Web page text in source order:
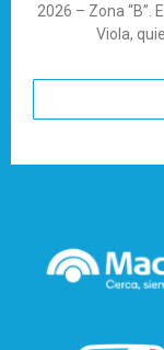
2026 – Zona “B”.
Viola,